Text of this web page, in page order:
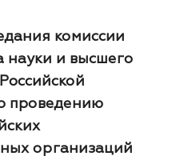
комиссии
науки и высшего
проведению
организаций